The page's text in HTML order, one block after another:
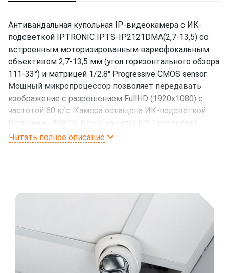
Антивандальная купольная IP-видеокамера с ИК-
подсветкой IPTRONIC IPTS-IP2121DMA(2,7-13,5) со
встроенным моторизированным вариофокальным
объективом 2,7-13,5 мм (угол горизонтального обзора:
111-33°) и матрицей 1/2.8" Progressive CMOS sensor.
Мощный микропроцессор позволяет передавать
изображение с разрешением FullHD (1920x1080) с
частотой 60 к/с. Камера оснащена ИК-подсветкой.
Встроенный WDR. Класс защиты IP67 позволяет
универсально использовать данную камеру как в
Встроенный WDR 120Db.
Поддержка microSD card с максимальным
объемом 256Gb
Вход/выход аудио.
Релейные 1 вх / 1 вых
Класс защиты IP67, IK10
Читать полное описание